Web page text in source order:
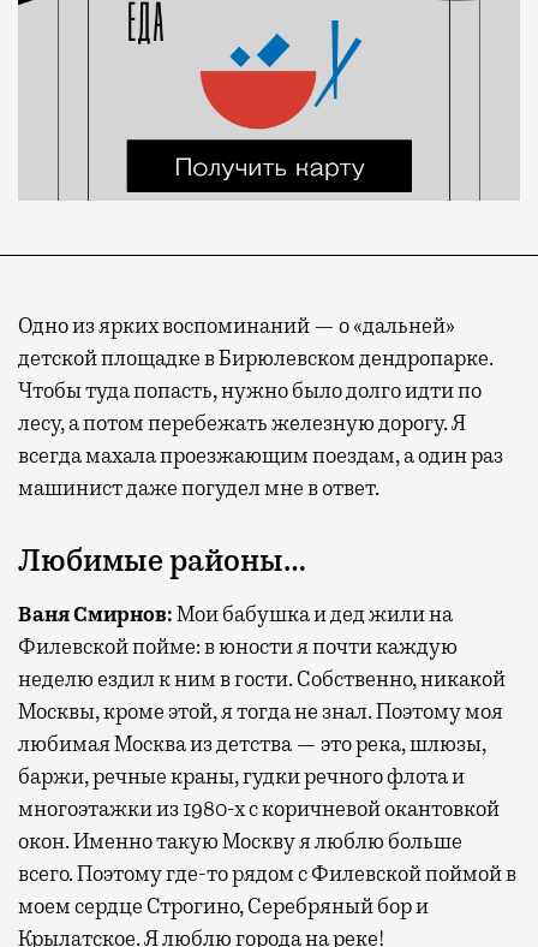
Одно из ярких воспоминаний — о «дальней»
детской площадке в Бирюлевском дендропарке.
Чтобы туда попасть, нужно было долго идти по
лесу, а потом перебежать железную дорогу. Я
всегда махала проезжающим поездам, а один раз
машинист даже погудел мне в ответ.
Любимые районы…
Ваня Смирнов:Мои бабушка и дед жили на
Филевской пойме: в юности я почти каждую
неделю ездил к ним в гости. Собственно, никакой
Москвы, кроме этой, я тогда не знал. Поэтому моя
любимая Москва из детства — это река, шлюзы,
баржи, речные краны, гудки речного флота и
многоэтажки из 1980-х с коричневой окантовкой
окон. Именно такую Москву я люблю больше
всего. Поэтому где-то рядом с Филевской поймой в
моем сердце Строгино, Серебряный бор и
Крылатское. Я люблю города на реке!